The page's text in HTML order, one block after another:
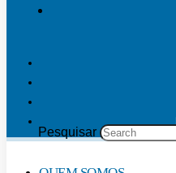
Pesquisar